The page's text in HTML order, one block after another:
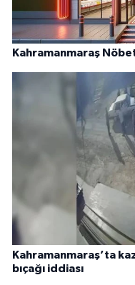
Kahramanmaraş
Kahramanmaraş’ta
bıçağı iddiası